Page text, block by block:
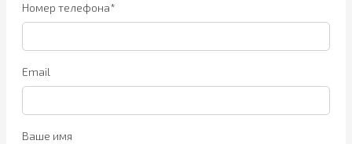
Номер телефона*
Email
Ваше имя